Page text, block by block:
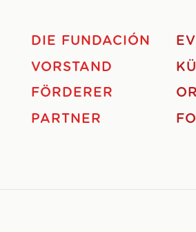
DIE FUNDACIÓN
VORSTAND
FÖRDERER
PARTNER